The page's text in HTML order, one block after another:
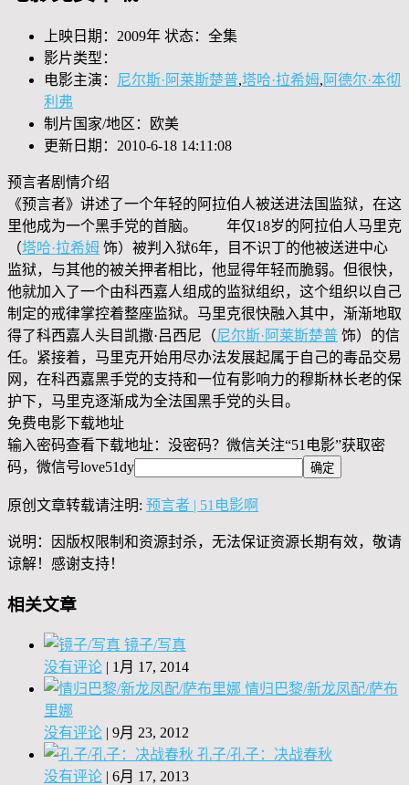
上映日期：2009年 状态：全集
影片类型：
电影主演： 尼尔斯·阿莱斯楚普,塔哈·拉希姆, 阿德尔·本彻
利弗
制片国家/地区：欧美
更新日期：2010-6-18 14:11:08
预言者剧情介绍
《预言者》讲述了一个年轻的阿拉伯人被送进法国监狱，在这
里他成为一个黑手党的首脑。 年仅18岁的阿拉伯人马里克
（塔哈·拉希姆 饰）被判入狱6年，目不识丁的他被送进中心
监狱，与其他的被关押者相比，他显得年轻而脆弱。但很快，
他就加入了一个由科西嘉人组成的监狱组织，这个组织以自己
制定的戒律掌控着整座监狱。马里克很快融入其中，渐渐地取
得了科西嘉人头目凯撒·吕西尼（尼尔斯·阿莱斯楚普 饰）的信
任。紧接着，马里克开始用尽办法发展起属于自己的毒品交易
网，在科西嘉黑手党的支持和一位有影响力的穆斯林长老的保
护下，马里克逐渐成为全法国黑手党的头目。
免费电影下载地址
输入密码查看下载地址：没密码？微信关注“51电影”获取密
码，微信号love51dy
原创文章转载请注明: 预言者 | 51电影啊
说明：因版权限制和资源封杀，无法保证资源长期有效，敬请
谅解！感谢支持！
相关文章
镜子/写真
没有评论 | 1月 17, 2014
情归巴黎/新龙凤配/萨布
里娜
没有评论 | 9月 23, 2012
孔子/孔子：决战春秋
没有评论 | 6月 17, 2013